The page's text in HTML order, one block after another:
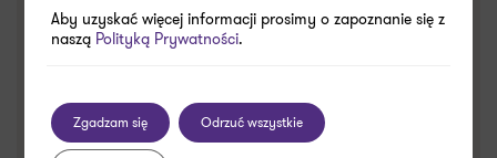
Outsourcing finansowo-księgowy
Fuzje i przejęcia (M&A)
Kancelaria prawna
Aby uzyskać więcej informacji prosimy o zapoznanie się z
naszą Polityką Prywatności.
Zgadzam się Odrzuć wszystkie